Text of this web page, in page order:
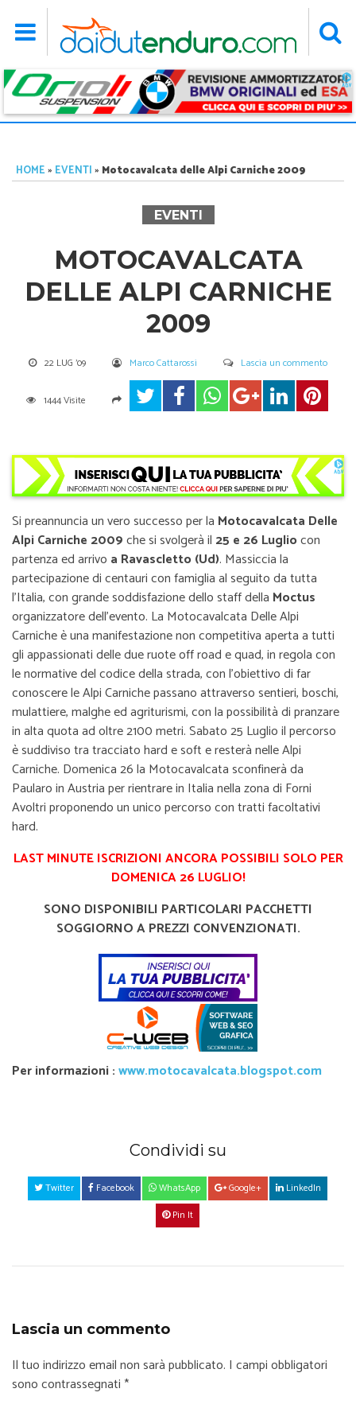
HOME» EVENTI» Motocavalcata delle Alpi Carniche 2009
EVENTI
MOTOCAVALCATA
DELLE ALPI CARNICHE
2009
22 LUG '09 Marco Cattarossi Lascia un commento
1444 Visite
Si preannuncia un vero successo per la Motocavalcata Delle
Alpi Carniche 2009che si svolgerà il 25 e 26 Lugliocon
partenza ed arrivo a Ravascletto (Ud). Massiccia la
partecipazione di centauri con famiglia al seguito da tutta
l’Italia, con grande soddisfazione dello staff della Moctus
organizzatore dell’evento. La Motocavalcata Delle Alpi
Carniche è una manifestazione non competitiva aperta a tutti
gli appassionati delle due ruote off road e quad, in regola con
le normative del codice della strada, con l’obiettivo di far
conoscere le Alpi Carniche passano attraverso sentieri, boschi,
mulattiere, malghe ed agriturismi, con la possibilità di pranzare
in alta quota ad oltre 2100 metri. Sabato 25 Luglio il percorso
è suddiviso tra tracciato hard e soft e resterà nelle Alpi
Carniche. Domenica 26 la Motocavalcata sconfinerà da
Paularo in Austria per rientrare in Italia nella zona di Forni
Avoltri proponendo un unico percorso con tratti facoltativi
hard.
LAST MINUTE ISCRIZIONI ANCORA POSSIBILI SOLO PER
DOMENICA 26 LUGLIO!
SONO DISPONIBILI PARTICOLARI PACCHETTI
SOGGIORNO A PREZZI CONVENZIONATI.
Per informazioni :www.motocavalcata.blogspot.com
Condividi su
Twitter Facebook WhatsApp Google+
LinkedIn
Pin It
Lascia un commento
Il tuo indirizzo email non sarà pubblicato. I campi obbligatori
sono contrassegnati *